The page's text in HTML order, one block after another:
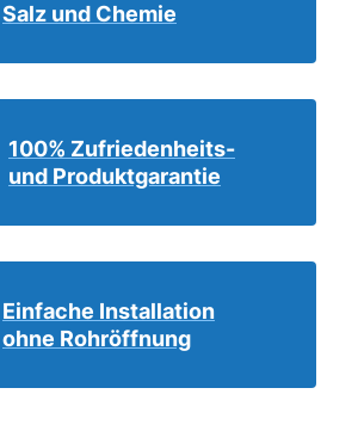
Salz und Chemie
100% Zufriedenheits-
und Produktgarantie
Einfache Installation
ohne Rohröffnung